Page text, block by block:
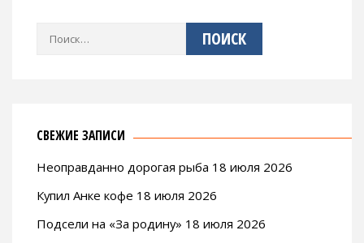
Найти:
СВЕЖИЕ ЗАПИСИ
Неоправданно дорогая рыба 18 июля 2026
Купил Анке кофе 18 июля 2026
Подсели на «За родину» 18 июля 2026